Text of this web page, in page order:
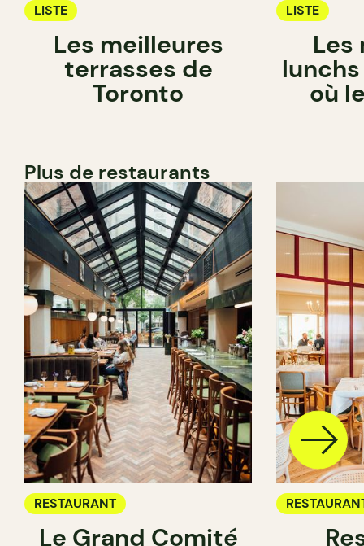
LISTE
Les meilleures
terrasses de
Toronto
LISTE
Les
où
Plus de restaurants
RESTAURANT
Le Grand Comité